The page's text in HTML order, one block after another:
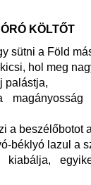
KÖLTŐT
sütni a Föld
hol meg
palástja,
a beszélőbotot
béklyó lazul a
kiabálja,